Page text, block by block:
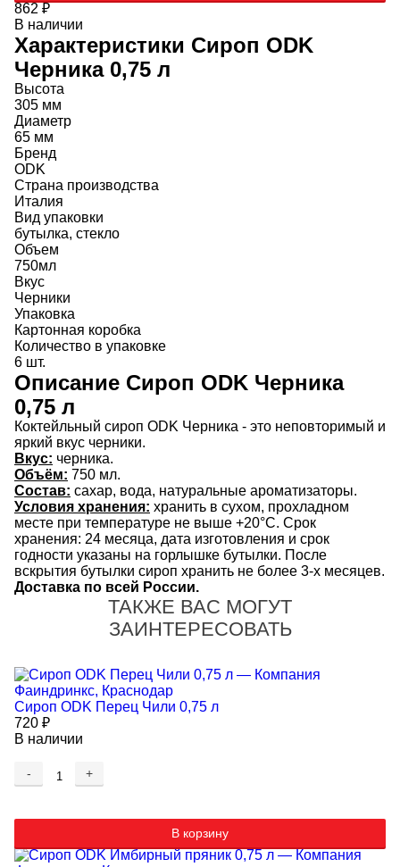
862 ₽
В наличии
Характеристики Сироп ODK
Черника 0,75 л
Высота
305 мм
Диаметр
65 мм
Бренд
ODK
Страна производства
Италия
Вид упаковки
бутылка, стекло
Объем
750мл
Вкус
Черники
Упаковка
Картонная коробка
Количество в упаковке
6 шт.
Описание Сироп ODK Черника
0,75 л
Коктейльный сироп ODK Черника - это неповторимый и
яркий вкус черники.
Вкус: черника.
Объём: 750 мл.
Состав: сахар, вода, натуральные ароматизаторы.
Условия хранения: хранить в сухом, прохладном
месте при температуре не выше +20°C. Срок
хранения: 24 месяца, дата изготовления и срок
годности указаны на горлышке бутылки. После
вскрытия бутылки сироп хранить не более 3-х месяцев.
Доставка по всей России.
ТАКЖЕ ВАС МОГУТ
ЗАИНТЕРЕСОВАТЬ
Сироп ODK Перец Чили 0,75 л
720 ₽
В наличии
- +
В корзину